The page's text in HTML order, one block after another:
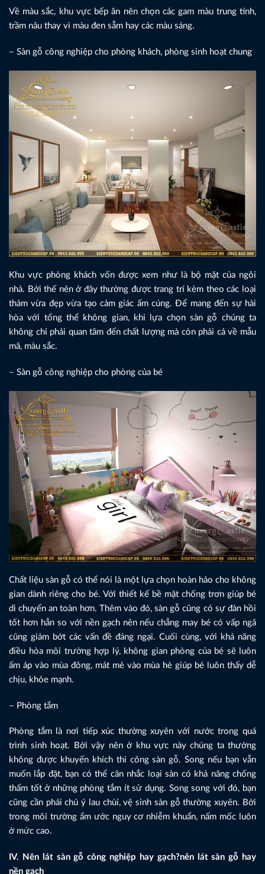
Về màu sắc, khu vực bếp ăn nên chọn các gam màu trung tính,
trầm nâu thay vì màu đen sẫm hay các màu sáng.
– Sàn gỗ công nghiệp cho phòng khách, phòng sinh hoạt chung
Khu vực phòng khách vốn được xem như là bộ mặt của ngôi
nhà. Bởi thế nên ở đây thường được trang trí kèm theo các loại
thảm vừa đẹp vừa tạo cảm giác ấm cúng. Để mang đến sự hài
hòa với tổng thể không gian, khi lựa chọn sàn gỗ chúng ta
không chỉ phải quan tâm đến chất lượng mà còn phải cả về mẫu
mã, màu sắc.
– Sàn gỗ công nghiệp cho phòng của bé
Chất liệu sàn gỗ có thể nói là một lựa chọn hoàn hảo cho không
gian dành riêng cho bé. Với thiết kế bề mặt chống trơn giúp bé
di chuyển an toàn hơn. Thêm vào đó, sàn gỗ cũng có sự đàn hồi
tốt hơn hẳn so với nền gạch nên nếu chẳng may bé có vấp ngã
cũng giảm bớt các vấn đề đáng ngại. Cuối cùng, với khả năng
điều hòa môi trường hợp lý, không gian phòng của bé sẽ luôn
ấm áp vào mùa đông, mát mẻ vào mùa hè giúp bé luôn thấy dễ
chịu, khỏe mạnh.
– Phòng tắm
Phòng tắm là nơi tiếp xúc thường xuyên với nước trong quá
trình sinh hoạt. Bởi vậy nên ở khu vực này chúng ta thường
không được khuyến khích thi công sàn gỗ. Song nếu bạn vẫn
muốn lắp đặt, bạn có thể cân nhắc loại sàn có khả năng chống
thấm tốt ở những phòng tắm ít sử dụng. Song song với đó, bạn
cũng cần phải chú ý lau chùi, vệ sinh sàn gỗ thường xuyên. Bởi
trong môi trường ẩm ước nguy cơ nhiễm khuẩn, nấm mốc luôn
ở mức cao.
IV. Nên lát sàn gỗ công nghiệp hay gạch?nên lát sàn gỗ hay
nền gạch